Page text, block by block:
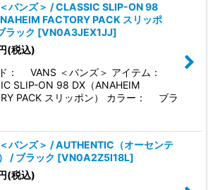
バンズ＞ / CLASSIC SLIP-ON 98
FACTORY PACK スリッポ
ラック [VN0A3JEX1JJ]
(税込)
： VANS ＜バンズ＞ アイテム：
SLIP-ON 98 DX（ANAHEIM
PACK スリッポン） カラー： ブラ
バンズ＞ / AUTHENTIC（オーセンテ
/ ブラック [VN0A2Z5I18L]
(税込)